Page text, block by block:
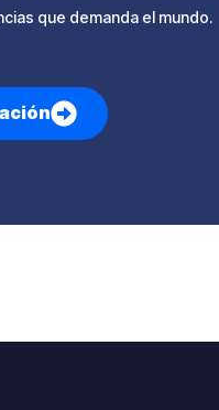
que demanda el mundo.